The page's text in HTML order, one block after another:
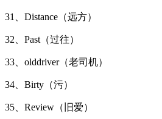
31、Distance（远方）
32、Past（过往）
33、olddriver（老司机）
34、Birty（污）
35、Review（旧爱）